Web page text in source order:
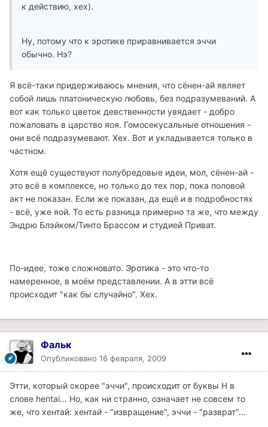
к действию, хех).
Ну, потому что к эротике приравнивается эччи
обычно. Нэ?
Я всё-таки придерживаюсь мнения, что сёнен-ай являет
собой лишь платоническую любовь, без подразумеваний. А
вот как только цветок девственности увядает - добро
пожаловать в царство яоя. Гомосекусальные отношения -
они всё подразумевают. Хех. Вот и укладывается только в
частном.
Хотя ещё существуют полубредовые идеи, мол, сёнен-ай -
это всё в комплексе, но только до тех пор, пока половой
акт не показан. Если же показан, да ещё и в подробностях
- всё, уже яой. То есть разница примерно та же, что между
Эндрю Блэйком/Тинто Брассом и студией Приват.
По-идее, тоже сложновато. Эротика - это что-то
намеренное, в моём представлении. А в этти всё
происходит "как бы случайно". Хех.
Фальк
Опубликовано 16 февраля, 2009
Этти, который скорее "эччи", происходит от буквы H в
слове hentai... Но, как ни странно, означает не совсем то
же, что хентай: хентай - "извращение", эччи - "разврат"...